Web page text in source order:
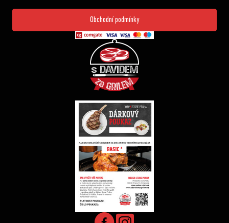
Obchodní podmínky